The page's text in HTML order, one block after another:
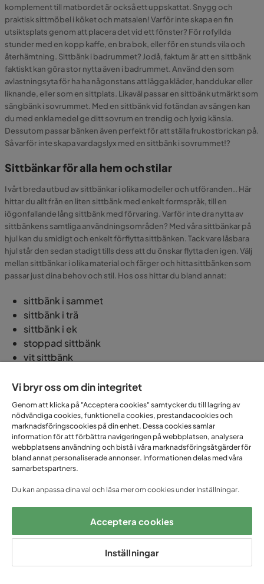
komplement till matbordet är också ett uppskattat. Snygg och
praktisk sittmöbel i köket och matsalen! Varför inte skapa en fin
utsiktsplats genom att placera det vid ett fönster? För rofyllda
stunder med en kopp kaffe, en bra bok, eller för en stunds vila och
återhämtning. Sittbänk i badrummet? Jodå, faktum är att en sittbänk
faktiskt kan göra stor nytta även i badrummet. Använd den som
avlastningsyta för ha ha någonstans att lägga kläder, handdukar eller
liknande, eller som en sittplats. Likaväl passar en sittbänk utmärkt som
sängbänk i sovrummet. Med en sittbänk vid fotändan av sängen kan
du med enkla medel ge ditt sovrum en trendig och lyxig känsla.
Dessutom passar bänken även perfekt för att ställa frukostbrickan på.
Så varför inte skapa vardagslyx med en sittbänk i sovrummet!?
Sittbänkar för alla hem och stilar
I vårt breda utbud av sittbänkar i olika modeller och utföranden.. Här
hittar du allt från en liten sittbänk med enkelt formspråk, till en
iögonfallande lång sittbänk med förvaring. Varför inte dra nytta av
sittbänkens samtliga användningsområden? Med våra sittbänkar på
hjul kan du smidigt och enkelt förflytta sittbänken. Tack vare låsbara
hjul står den sedan stadigt tills dess att du önskar flytta den igen. Välj
mellan sittbänkar i olika material och färger och hitta sittbänken som
passar just dina behov och stil. Hos oss hittar du bland annat:
sittbänk i sammet
sittbänk i trä
sittbänk i ek
stoppad sittbänk
vit sittbänk
Kankse vill du inreda lantligt och romantiskt, eller stilrent och
modernt? Oavsett så hittar du sittbänkar i en mängd olika stilar hos
Trademax.
Att tänka på när du ska köpa en sittbänk
Med stor variation och mängder av sittbänkar i olika modeller så kan
listat några saker som kan vara bra att ta ställning till vid ditt val av
Användningsområde- Beroende på vad sittbänken
är avsedd att användas till så lämpar sig en del
sittbänkar bättre än andra. Ska du ha den ståendes
på en plats där den kommer att användas dagligen,
Vi bryr oss om din integritet
Genom att klicka på "Acceptera cookies" samtycker du till lagring av
nödvändiga cookies, funktionella cookies, prestandacookies och
marknadsföringscookies på din enhet. Dessa cookies samlar
information för att förbättra navigeringen på webbplatsen, analysera
webbplatsens användning och bistå i våra marknadsföringsåtgärder för
bland annat personaliserade annonser. Informationen delas med våra
samarbetspartners.
Du kan anpassa dina val och läsa mer om cookies under Inställningar.
Acceptera cookies
Inställningar